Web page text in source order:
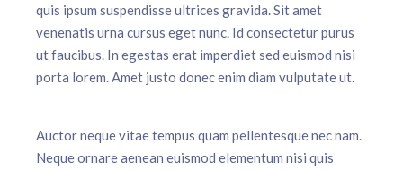
quis ipsum suspendisse ultrices gravida. Sit amet
venenatis urna cursus eget nunc. Id consectetur purus
ut faucibus. In egestas erat imperdiet sed euismod nisi
porta lorem. Amet justo donec enim diam vulputate ut.
Auctor neque vitae tempus quam pellentesque nec nam.
Neque ornare aenean euismod elementum nisi quis